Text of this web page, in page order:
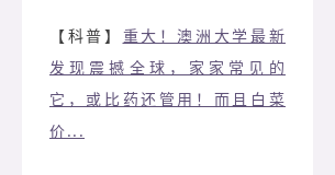
【科普】 重大！澳洲大学最新
发现震撼全球，家家常见的
它，或比药还管用！而且白菜
价...